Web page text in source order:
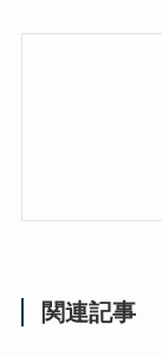
関連記事